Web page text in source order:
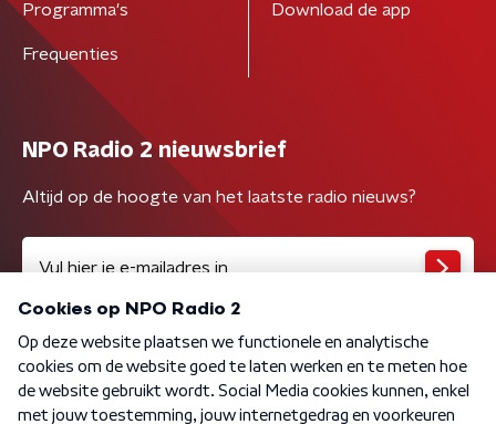
Programma's
Frequenties
Download de app
NPO Radio 2 nieuwsbrief
Altijd op de hoogte van het laatste radio nieuws?
Algemene voorwaarden